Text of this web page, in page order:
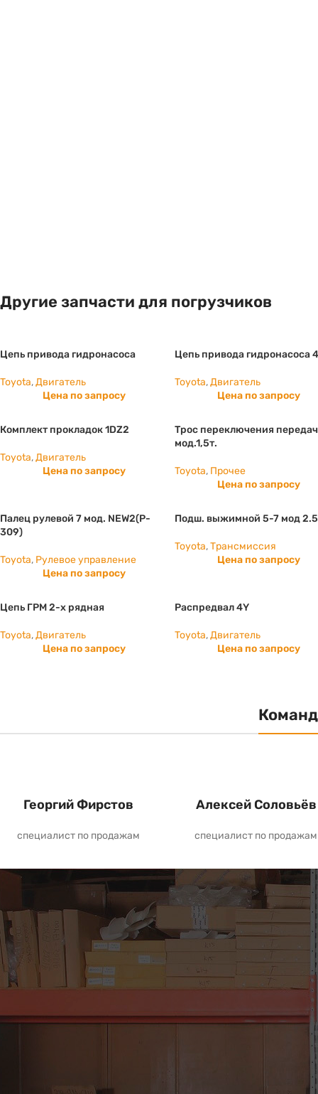
Другие запчасти для погрузчиков
Цепь привода гидронасоса
Toyota,Двигатель
Цена по запросу
Цепь привода гидронасоса
Toyota,Двигатель
Цена по запросу
Комплект прокладок 1DZ2
Toyota,Двигатель
Цена по запросу
Трос переключения
мод.1,5т.
Toyota, Прочее
Цена по запросу
Палец рулевой 7 мод. NEW2(P-
309)
Toyota, Рулевое управление
Цена по запросу
Подш. выжимной 5-7 мод
Toyota,Трансмиссия
Цена по запросу
Цепь ГРМ 2-х рядная
Toyota,Двигатель
Цена по запросу
Распредвал 4Y
Toyota,Двигатель
Цена по запросу
Георгий Фирстов
специалист по продажам
Алексей Соловьёв
специалист по продажам